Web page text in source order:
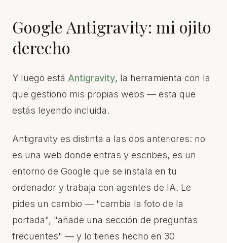
Google Antigravity: mi ojito
derecho
Y luego está Antigravity, la herramienta con la
que gestiono mis propias webs — esta que
estás leyendo incluida.
Antigravity es distinta a las dos anteriores: no
es una web donde entras y escribes, es un
entorno de Google que se instala en tu
ordenador y trabaja con agentes de IA. Le
pides un cambio — "cambia la foto de la
portada", "añade una sección de preguntas
frecuentes" — y lo tienes hecho en 30